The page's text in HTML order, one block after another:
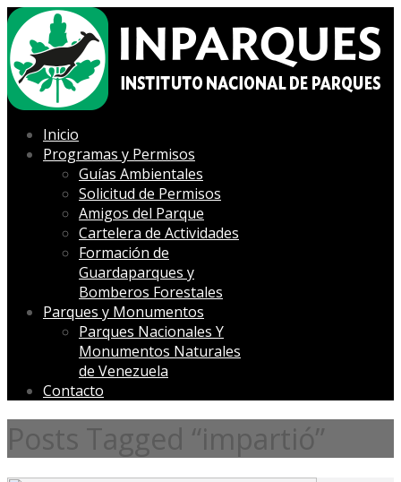
Inicio
Programas y Permisos
Guías Ambientales
Solicitud de Permisos
Amigos del Parque
Cartelera de Actividades
Formación de
Guardaparques y
Bomberos Forestales
Parques y Monumentos
Parques Nacionales Y
Monumentos Naturales
de Venezuela
Contacto
Posts Tagged “impartió”